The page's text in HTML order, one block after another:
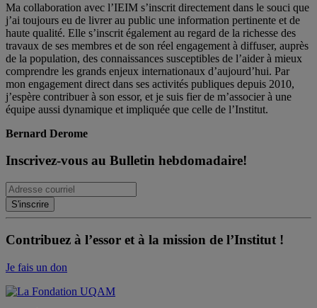
Ma collaboration avec l’IEIM s’inscrit directement dans le souci que
j’ai toujours eu de livrer au public une information pertinente et de
haute qualité. Elle s’inscrit également au regard de la richesse des
travaux de ses membres et de son réel engagement à diffuser, auprès
de la population, des connaissances susceptibles de l’aider à mieux
comprendre les grands enjeux internationaux d’aujourd’hui. Par
mon engagement direct dans ses activités publiques depuis 2010,
j’espère contribuer à son essor, et je suis fier de m’associer à une
équipe aussi dynamique et impliquée que celle de l’Institut.
Bernard Derome
Inscrivez-vous au Bulletin hebdomadaire!
Contribuez à l’essor et à la mission de l’Institut !
Je fais un don